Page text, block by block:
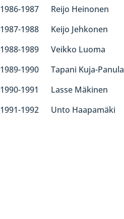
1986-1987 Reijo Heinonen
1987-1988 Keijo Jehkonen
1988-1989 Veikko Luoma
1989-1990 Tapani Kuja-Panula
1990-1991 Lasse Mäkinen
1991-1992 Unto Haapamäki